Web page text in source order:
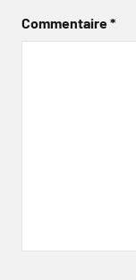
Commentaire*